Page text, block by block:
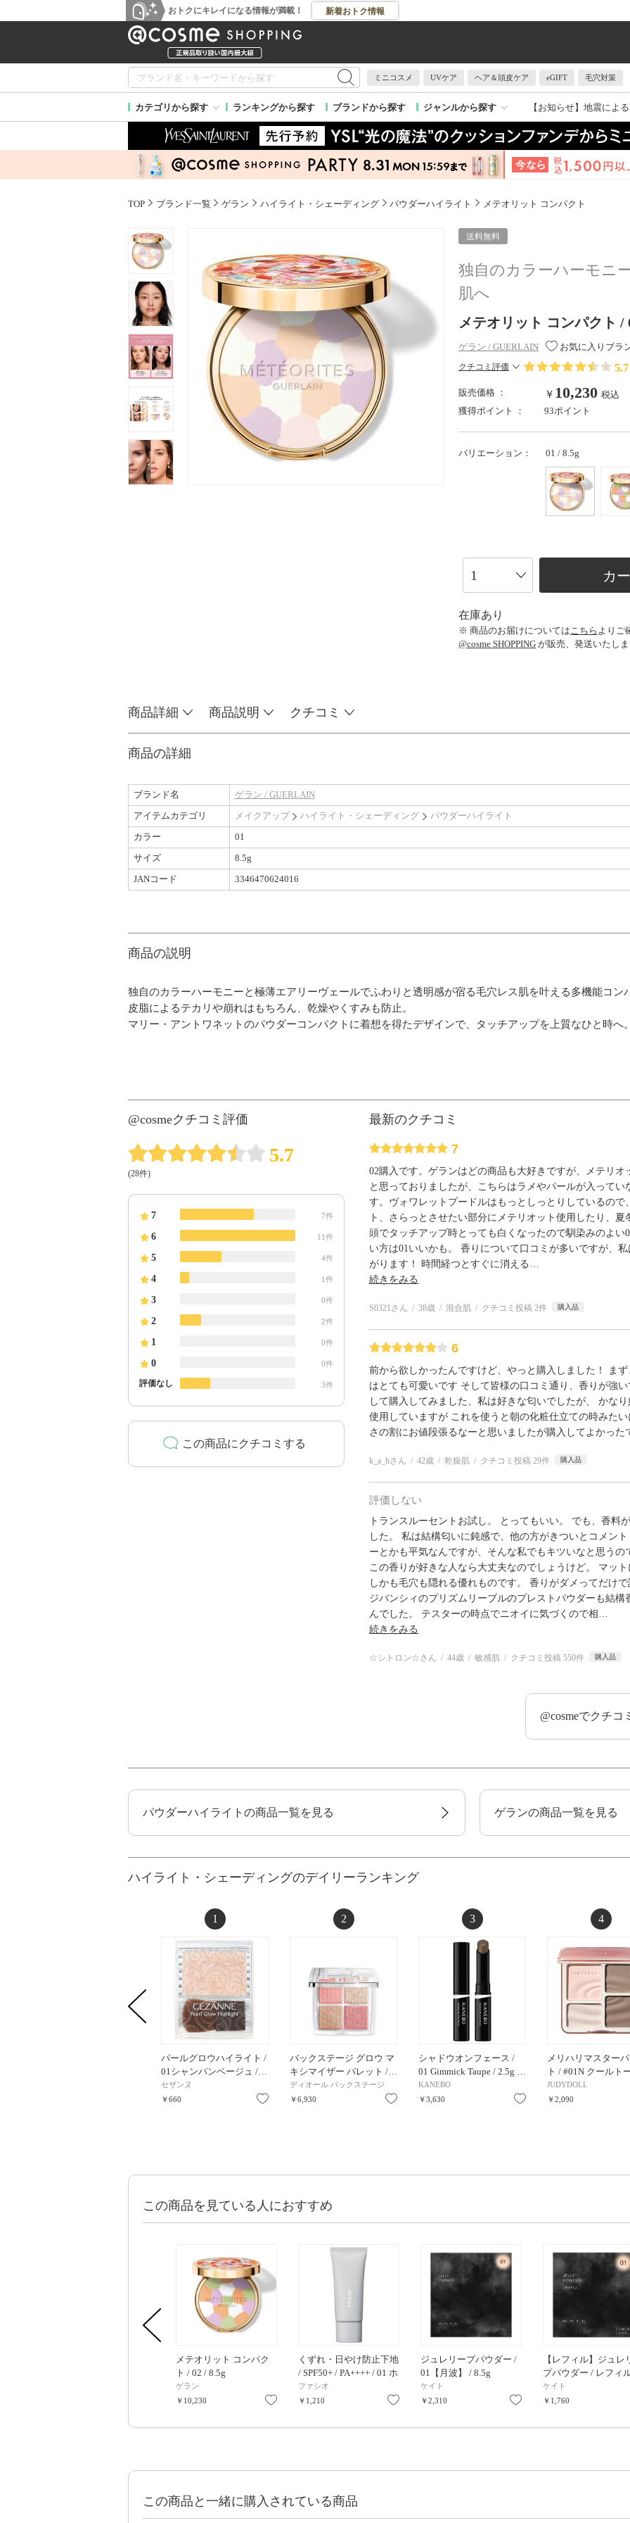
おトクにキレイになる情報が満載！ 新着おトク情報
ミニコスメ UVケア ヘア＆頭皮ケア eGIFT 毛穴対策
カテゴリから探す ランキングから探す ブランドから探す ジャンルから探す 【お知らせ】 地震によ
TOP ブランド一覧 ゲラン ハイライト・シェーディング パウダーハイライト メテオリット コンパクト
送料無料
独自のカラーハーモニ
肌へ
メテオリット コンパクト /
ゲラン / GUERLAIN お気に入りブラ
クチコミ評価 5.7
販売価格 ： ￥ 10,230 税込
獲得ポイント ：
93ポイント
バリエーション： 01 / 8.5g
カ
在庫あり
※ 商品のお届けについては こちら よりご
@cosme SHOPPING が販売、発送いたし
商品詳細 商品説明 クチコミ
商品の詳細
ブランド名
ゲラン / GUERLAIN
アイテムカテゴリ
メイクアップ ハイライト・シェーディング
パウダーハイライト
カラー
01
サイズ
8.5g
JANコード
3346470624016
商品の説明
独自のカラーハーモニーと極薄エアリーヴェールでふわりと透明感が宿る毛穴レス肌を叶える多機能コン
皮脂によるテカリや崩れはもちろん、乾燥やくすみも防止。
マリー・アントワネットのパウダーコンパクトに着想を得たデザインで、タッチアップを上質なひと時へ
@cosmeクチコミ評価
5.7
(28件)
7 7件
6 11件
5 4件
4 1件
3 0件
2 2件
1 0件
0 0件
評価なし 3件
この商品にクチコミする
最新のクチコミ
7
02購入です。ゲランはどの商品も大好きですが、メテリ
と思っておりましたが、こちらはラメやパールが入って
す。ヴォワレットプードルはもっとしっとりしているの
ト、さらっとさせたい部分にメテリオット使用したり、
頭でタッチアップ時とっても白くなったので馴染みのよ
い方は01いいかも。 香りについて口コミが多いですが、
がります！ 時間経つとすぐに消える
続きをみる
S0321さん 38歳 混合肌 クチコミ投稿 2件 購入品
6
前から欲しかったんですけど、やっと購入しました！ ま
はとても可愛いです そして皆様の口コミ通り、香りが強
して購入してみました、私は好きな匂いでしたが、 かな
使用していますが これを使うと朝の化粧仕立ての時みた
さの割にお値段張るなーと思いましたが購入してよかった
k_a_hさん 42歳 乾燥肌 クチコミ投稿 29件 購入品
評価しない
トランスルーセントお試し。 とってもいい。 でも、香料
した。 私は結構匂いに鈍感で、他の方がきついとコメン
ーとかも平気なんですが、そんな私でもキツいなと思う
この香りが好きな人なら大丈夫なのでしょうけど。 マッ
しかも毛穴も隠れる優れものです。 香りがダメってだけ
ジバンシィのプリズムリーブルのプレストパウダーも結
んでした。 テスターの時点でニオイに気づくので相
続きをみる
☆シトロン☆さん 44歳 敏感肌 クチコミ投稿 550件 購入品
@cosmeでクチ
パウダーハイライトの商品一覧を見る ゲランの商品一覧を見る
ハイライト・シェーディングのデイリーランキング
1
パールグロウハイライト /
01シャンパンベージュ /…
セザンヌ
￥660
お気に入り
2
バックステージ グロウ マ
キシマイザー パレット /…
ディオール バックステージ
￥6,930
お気に入り
3
シャドウオンフェース /
01 Gimmick Taupe / 2.5g …
KANEBO
￥3,630
お気に入り
4
メリハリマスター
ト / #01N クールト
JUDYDOLL
￥2,090
この商品を見ている人におすすめ
メテオリット コンパク
ト / 02 / 8.5g
ゲラン
￥10,230
お気に入り
くずれ・日やけ防止下地
/ SPF50+ / PA++++ / 01 ホ
ワイト / 25g / 無香料
ファシオ
￥1,210
お気に入り
ジュレリープパウダー /
01【月波】 / 8.5g
ケイト
￥2,310
お気に入り
【レフィル】ジュレ
プパウダー / レフィ
01【月波】 / 8.5g
ケイト
￥1,760
この商品と一緒に購入されている商品